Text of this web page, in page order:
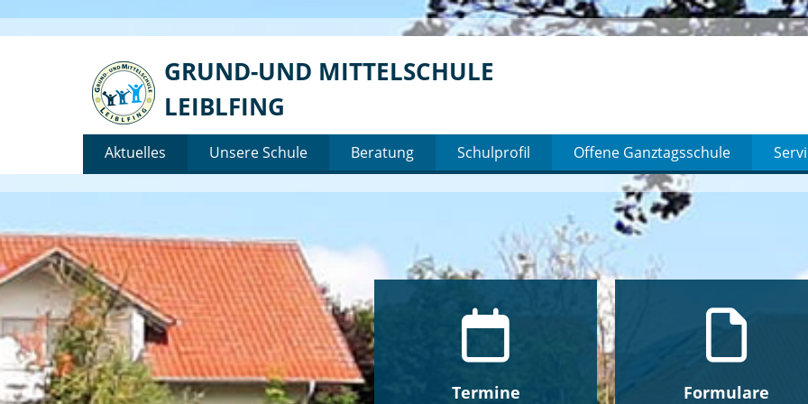
GRUND-UND MITTELSCHULE
LEIBLFING
Aktuelles Unsere Schule Beratung Schulprofil Offene Ganztagsschule
Termine Formulare